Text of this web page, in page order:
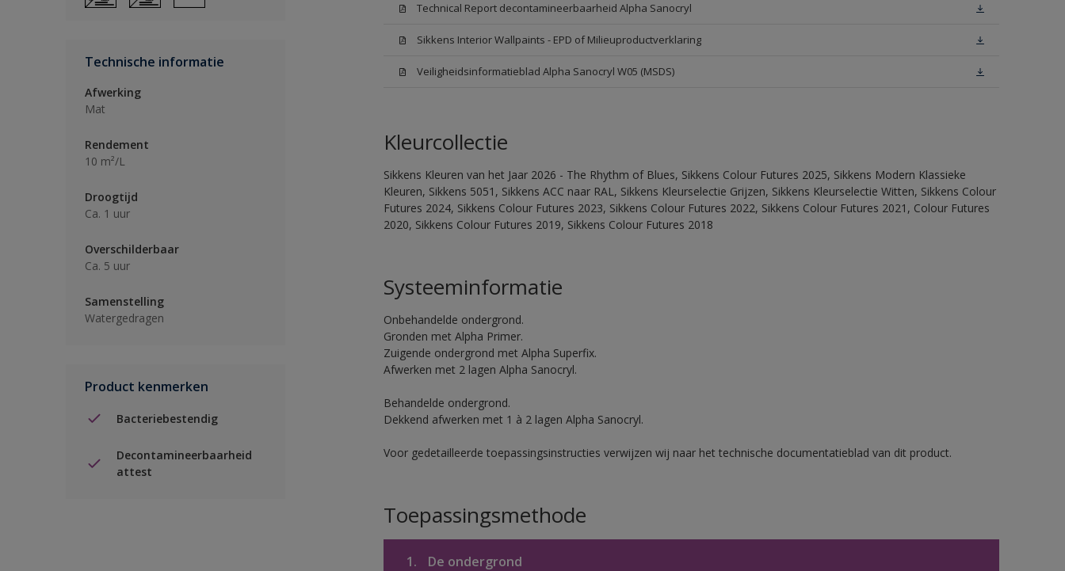
Technische informatie
Afwerking
Mat
Rendement
10 m²/L
Droogtijd
Ca. 1 uur
Overschilderbaar
Ca. 5 uur
Samenstelling
Watergedragen
Product kenmerken
Bacteriebestendig
Decontamineerbaarheid
attest
Technical Report decontamineerbaarheid Alpha Sanocryl
Sikkens Interior Wallpaints - EPD of Milieuproductverklaring
Veiligheidsinformatieblad Alpha Sanocryl W05 (MSDS)
Kleurcollectie
Sikkens Kleuren van het Jaar 2026 - The Rhythm of Blues, Sikkens Colour Futures 2025, Sikkens Modern Klassieke
Kleuren, Sikkens 5051, Sikkens ACC naar RAL, Sikkens Kleurselectie Grijzen, Sikkens Kleurselectie Witten, Sikkens Colour
Futures 2024, Sikkens Colour Futures 2023, Sikkens Colour Futures 2022, Sikkens Colour Futures 2021, Colour Futures
2020, Sikkens Colour Futures 2019, Sikkens Colour Futures 2018
Systeeminformatie
Onbehandelde ondergrond.
Gronden met Alpha Primer.
Zuigende ondergrond met Alpha Superfix.
Afwerken met 2 lagen Alpha Sanocryl.
Behandelde ondergrond.
Dekkend afwerken met 1 à 2 lagen Alpha Sanocryl.
Voor gedetailleerde toepassingsinstructies verwijzen wij naar het technische documentatieblad van dit product.
Toepassingsmethode
1. De ondergrond